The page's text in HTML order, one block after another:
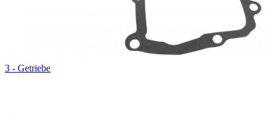
3 - Getriebe